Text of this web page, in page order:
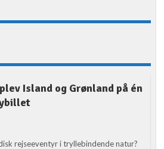
Island og Grønland på én
rejseeventyr i tryllebindende natur?